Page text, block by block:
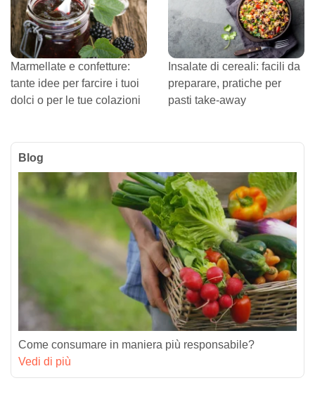
Marmellate e confetture:
tante idee per farcire i tuoi
dolci o per le tue colazioni
Insalate di cereali: facili da
preparare, pratiche per
pasti take-away
Blog
Come consumare in maniera più responsabile?
Vedi di più